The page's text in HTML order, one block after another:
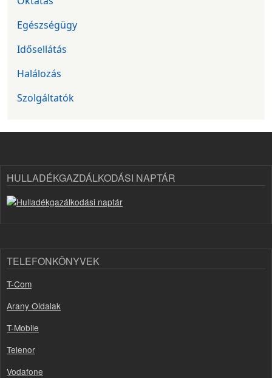
Egészségügy
Idősellátás
Halálozás
Szolgáltatók
HULLADÉKGAZDÁLKODÁSI NAPTÁR
TELEFONKÖNYVEK
T-Com
Arany Oldalak
T-Mobile
Telenor
Vodafone